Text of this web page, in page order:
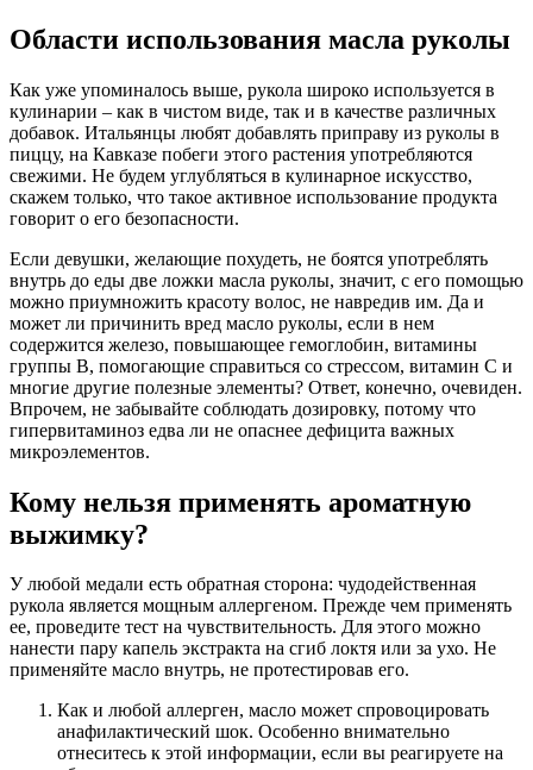
Области использования масла руколы
Как уже упоминалось выше, рукола широко используется в
кулинарии – как в чистом виде, так и в качестве различных
добавок. Итальянцы любят добавлять приправу из руколы в
пиццу, на Кавказе побеги этого растения употребляются
свежими. Не будем углубляться в кулинарное искусство,
скажем только, что такое активное использование продукта
говорит о его безопасности.
Если девушки, желающие похудеть, не боятся употреблять
внутрь до еды две ложки масла руколы, значит, с его помощью
можно приумножить красоту волос, не навредив им. Да и
может ли причинить вред масло руколы, если в нем
содержится железо, повышающее гемоглобин, витамины
группы В, помогающие справиться со стрессом, витамин С и
многие другие полезные элементы? Ответ, конечно, очевиден.
Впрочем, не забывайте соблюдать дозировку, потому что
гипервитаминоз едва ли не опаснее дефицита важных
микроэлементов.
Кому нельзя применять ароматную
выжимку?
У любой медали есть обратная сторона: чудодейственная
рукола является мощным аллергеном. Прежде чем применять
ее, проведите тест на чувствительность. Для этого можно
нанести пару капель экстракта на сгиб локтя или за ухо. Не
применяйте масло внутрь, не протестировав его.
Как и любой аллерген, масло может спровоцировать
анафилактический шок. Особенно внимательно
отнеситесь к этой информации, если вы реагируете на